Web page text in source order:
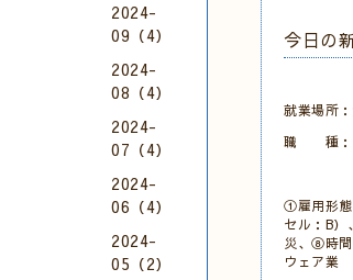
今日の
就業場所
職 種：
①雇用形態
セル：B
災、⑧時
ウェア業
2024-
09（4）
2024-
08（4）
2024-
07（4）
2024-
06（4）
2024-
05（2）